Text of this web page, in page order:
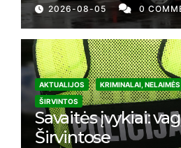
2026-08-05 0
AKTUALIJOS KRIMINALAI, NELAIMĖS
ŠIRVINTOS
Savaitės įvykiai:
Širvintose